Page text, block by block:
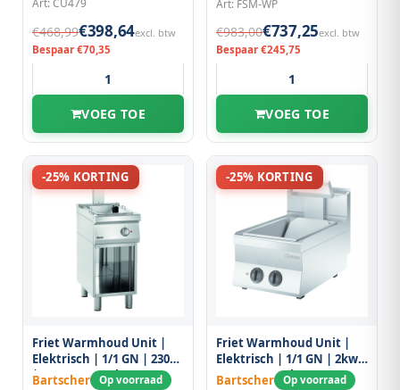
Art: CU479
€468,99€398,64excl. btw
Bespaar €70,35
VOEG TOE
Art: FSM-WP
€983,00€737,25excl. btw
Bespaar €245,75
VOEG TOE
-25% KORTING
Friet Warmhoud Unit |
Elektrisch | 1/1 GN | 230v
| 400x700x850(h)mm
Bartscher Op voorraad
-25% KORTING
Friet Warmhoud Unit |
Elektrisch | 1/1 GN | 2kw |
400x650x295(h)mm
Bartscher Op voorraad